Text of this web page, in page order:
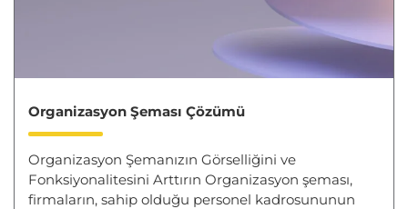
Organizasyon Şeması Çözümü
Organizasyon Şemanızın Görselliğini ve
Fonksiyonalitesini Arttırın Organizasyon şeması,
firmaların, sahip olduğu personel kadrosununun